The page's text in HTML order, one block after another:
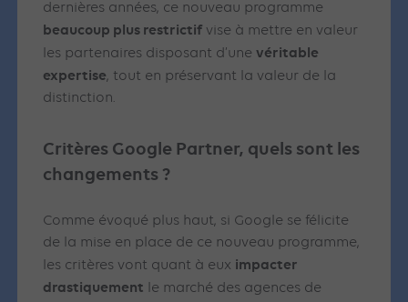
dernières années, ce nouveau programme
beaucoup plus restrictif vise à mettre en valeur
les partenaires disposant d’unevéritable
expertise, tout en préservant la valeur de la
distinction.
Critères Google Partner, quels sont les
changements ?
Comme évoqué plus haut, si Google se félicite
de la mise en place de ce nouveau programme,
les critères vont quant à eux impacter
drastiquement le marché des agences de